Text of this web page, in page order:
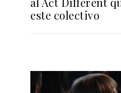
este colectivo